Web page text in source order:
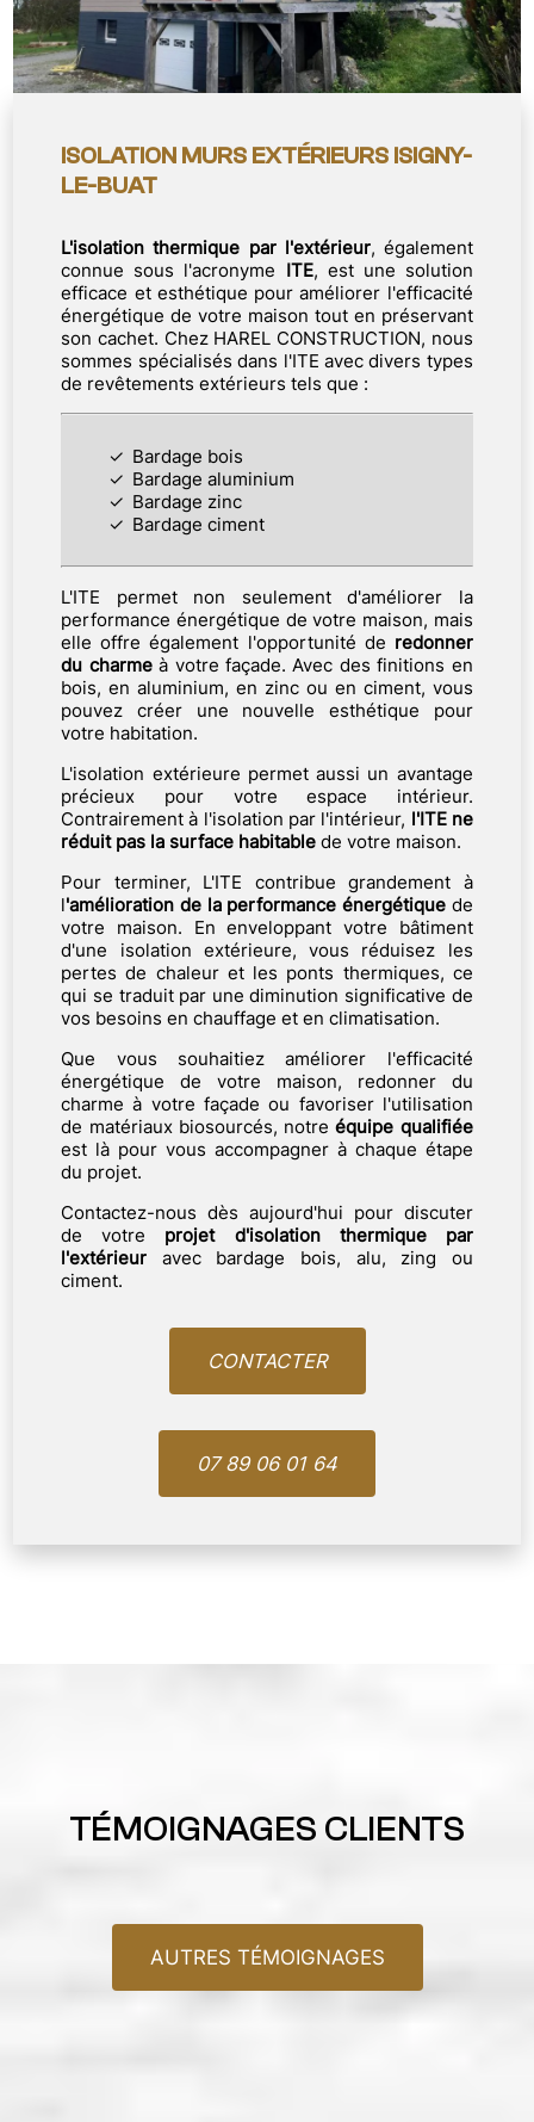
ISOLATION MURS EXTÉRIEURS ISIGNY-
LE-BUAT
L'isolation thermique par l'extérieur, également
connue sous l'acronyme ITE, est une solution
efficace et esthétique pour améliorer l'efficacité
énergétique de votre maison tout en préservant
son cachet. Chez HAREL CONSTRUCTION, nous
sommes spécialisés dans l'ITE avec divers types
de revêtements extérieurs tels que :
Bardage bois
Bardage aluminium
Bardage zinc
Bardage ciment
L'ITE permet non seulement d'améliorer la
performance énergétique de votre maison, mais
elle offre également l'opportunité de redonner
du charmeà votre façade. Avec des finitions en
bois, en aluminium, en zinc ou en ciment, vous
pouvez créer une nouvelle esthétique pour
votre habitation.
L'isolation extérieure permet aussi un avantage
précieux pour votre espace intérieur.
Contrairement à l'isolation par l'intérieur, l'ITE ne
réduit pas la surface habitable de votre maison.
Pour terminer, L'ITE contribue grandement à
l'amélioration de la performance énergétique de
votre maison. En enveloppant votre bâtiment
d'une isolation extérieure, vous réduisez les
pertes de chaleur et les ponts thermiques, ce
qui se traduit par une diminution significative de
vos besoins en chauffage et en climatisation.
Que vous souhaitiez améliorer l'efficacité
énergétique de votre maison, redonner du
charme à votre façade ou favoriser l'utilisation
de matériaux biosourcés, notre équipe qualifiée
est là pour vous accompagner à chaque étape
du projet.
Contactez-nous dès aujourd'hui pour discuter
de votre projet d'isolation thermique par
l'extérieur avec bardage bois, alu, zing ou
ciment.
CONTACTER
07 89 06 01 64
TÉMOIGNAGES CLIENTS
AUTRES TÉMOIGNAGES